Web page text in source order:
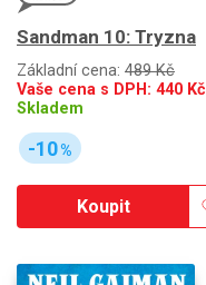
Sandman 10: Tryzna
Základní cena: 489 Kč
Vaše cena s DPH: 440 Kč
Skladem
-10%
Koupit